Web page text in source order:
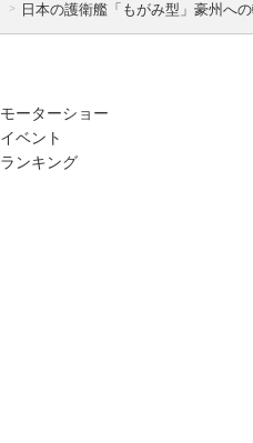
日本の護衛艦「もがみ型」豪州へ
モーターショー
イベント
ランキング